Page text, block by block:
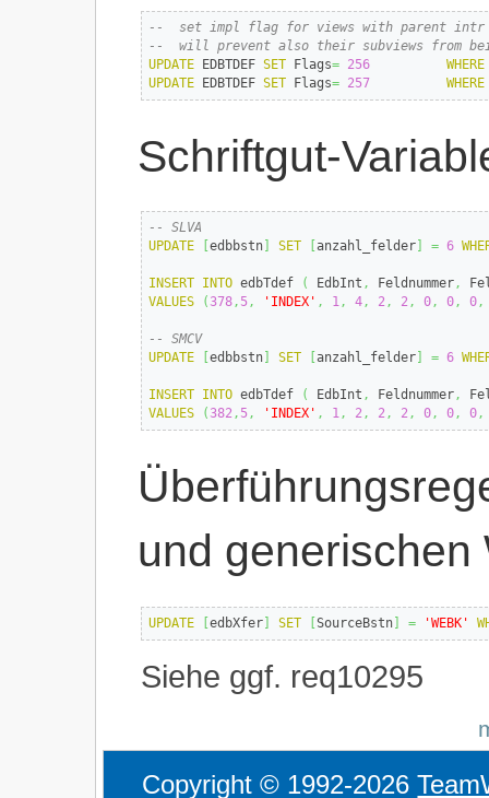
--  set impl flag for views with parent
--  will prevent also their subviews from
UPDATE EDBTDEF SET Flags= 256
WHERE
UPDATE EDBTDEF SET Flags= 257 WHERE
Schriftgut-
-- SLVA
UPDATE
edbbstn] SET anzahl_felder] = 6
INSERT INTO edbTdef ( EdbInt , Feldnummer,
VALUES
(378, 5, 'INDEX' , 1, 4, 2, 2, 0, 0, 0,
-- SMCV
UPDATE
edbbstn] SET anzahl_felder] = 6
INSERT INTO edbTdef ( EdbInt , Feldnummer,
VALUES
(382, 5, 'INDEX' , 1, 2, 2, 2, 0, 0, 0,
und generischen
UPDATE [edbXfer] SET [SourceBstn] = 'WEBK'
Siehe ggf. req10295
Copyright © 1992-2026